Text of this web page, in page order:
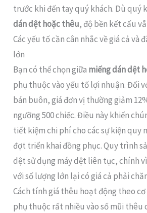
trước khi đến tay quý khách. Dù quý
dán dệt hoặc thêu, độ bền kết cấu
Các yếu tố cần cân nhắc về giá cả và
lớn
Bạn có thể chọn giữa miếng dán dệt
phụ thuộc vào yếu tố lợi nhuận. Đối
bán buôn, giá đơn vị thường giảm
ngưỡng 500 chiếc. Điều này khiến
tiết kiệm chi phí cho các sự kiện quy
đợt triển khai đồng phục. Quy trình
dệt sử dụng máy dệt liên tục, chính
với số lượng lớn lại có giá cả phải
Cách tính giá thêu hoạt động theo cơ
phụ thuộc rất nhiều vào số mũi thêu